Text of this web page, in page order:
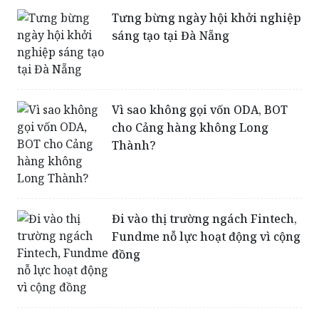
Tưng bừng ngày hội khởi nghiệp
sáng tạo tại Đà Nẵng
Vì sao không gọi vốn ODA, BOT
cho Cảng hàng không Long
Thành?
Đi vào thị trường ngách Fintech,
Fundme nỗ lực hoạt động vì cộng
đồng